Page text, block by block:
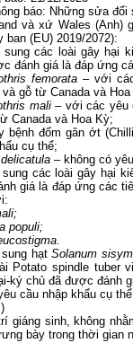
báo: Những sửa
và xứ Wales (Anh)
ban (EU) 2019/2072):
các loài gây hại
đánh giá là đáp ứng
femorata – với
gỗ từ Canada và
mali– với các yêu
Canada và Hoa Kỳ;
bệnh đốm gân ớt
cụ thể;
– không có
các loài gây hại
giá là đáp ứng các
populi;
.
sung hạtSolanum
Potato spindle tuber
ký chủ đã được đánh
cầu nhập khẩu cụ
giáng sinh, không
bày trong thời gian